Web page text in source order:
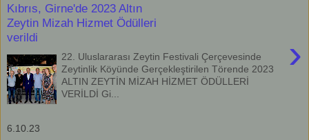
Kıbrıs, Girne'de 2023 Altın
Zeytin Mizah Hizmet Ödülleri
verildi
›
22. Uluslararası Zeytin Festivali Çerçevesinde
Zeytinlik Köyünde Gerçekleştirilen Törende 2023
ALTIN ZEYTİN MİZAH HİZMET ÖDÜLLERİ
VERİLDİ Gi...
6.10.23